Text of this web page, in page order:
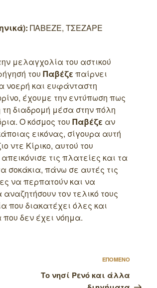
ΠΑΒΕΖΕ, ΤΣΕΖΑΡΕ
μελαγχολία του αστικού
του Παβέζε παίρνει
νοερή και ευφάνταστη
έχουμε την εντύπωση πως
διαδρομή μέσα στην πόλη
Ο κόσμος του Παβέζε αν
εικόνας, σίγουρα αυτή
ντε Κίρικο, αυτού του
τις πλατείες και τα
σοκάκια, πάνω σε αυτές τις
να περπατούν και να
τον τελικό τους
που διακατέχει όλες και
που δεν έχει νόημα.
ΕΠΟΜΕΝΟ
Το νησί Ρενό και άλλα